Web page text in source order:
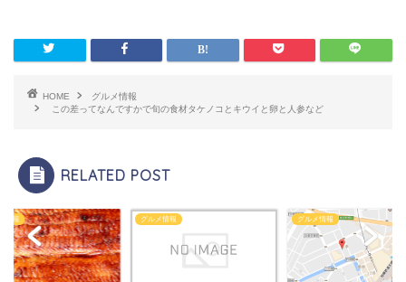
HOME
グルメ情報
この差ってなんですかで旬の食材タケノコとキウイと卵と人参など
RELATED POST
情報 グルメ情報 グルメ情報